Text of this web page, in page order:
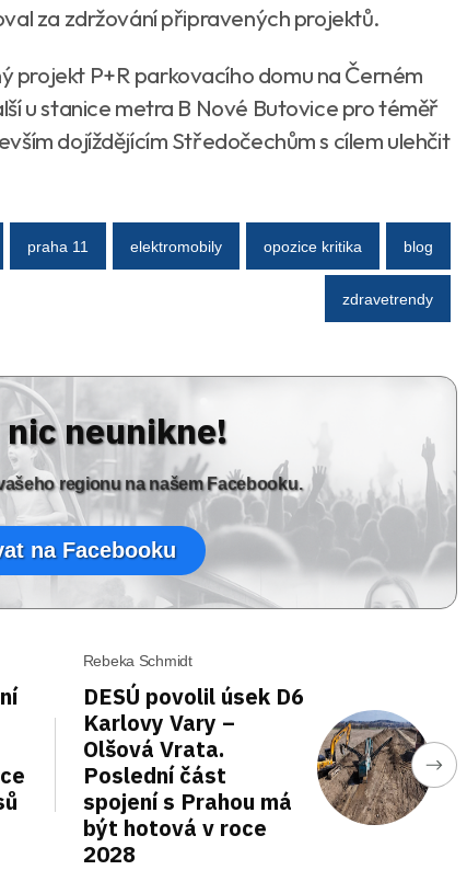
za zdržování připravených projektů.
projekt P+R parkovacího domu na Černém
u stanice metra B Nové Butovice pro téměř
dojíždějícím Středočechům s cílem ulehčit
praha 11 elektromobily opozice kritika blog
zdravetrendy
neunikne!
regionu na našem Facebooku.
na Facebooku
Rebeka Schmidt
DESÚ povolil úsek D6
Karlovy Vary –
Olšová Vrata.
Poslední část
spojení s Prahou má
být hotová v roce
2028